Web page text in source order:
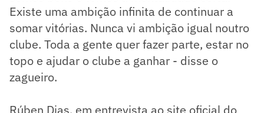
Existe uma ambição infinita de continuar a
somar vitórias. Nunca vi ambição igual noutro
clube. Toda a gente quer fazer parte, estar no
topo e ajudar o clube a ganhar - disse o
zagueiro.
Rúben Dias, em entrevista ao site oficial do